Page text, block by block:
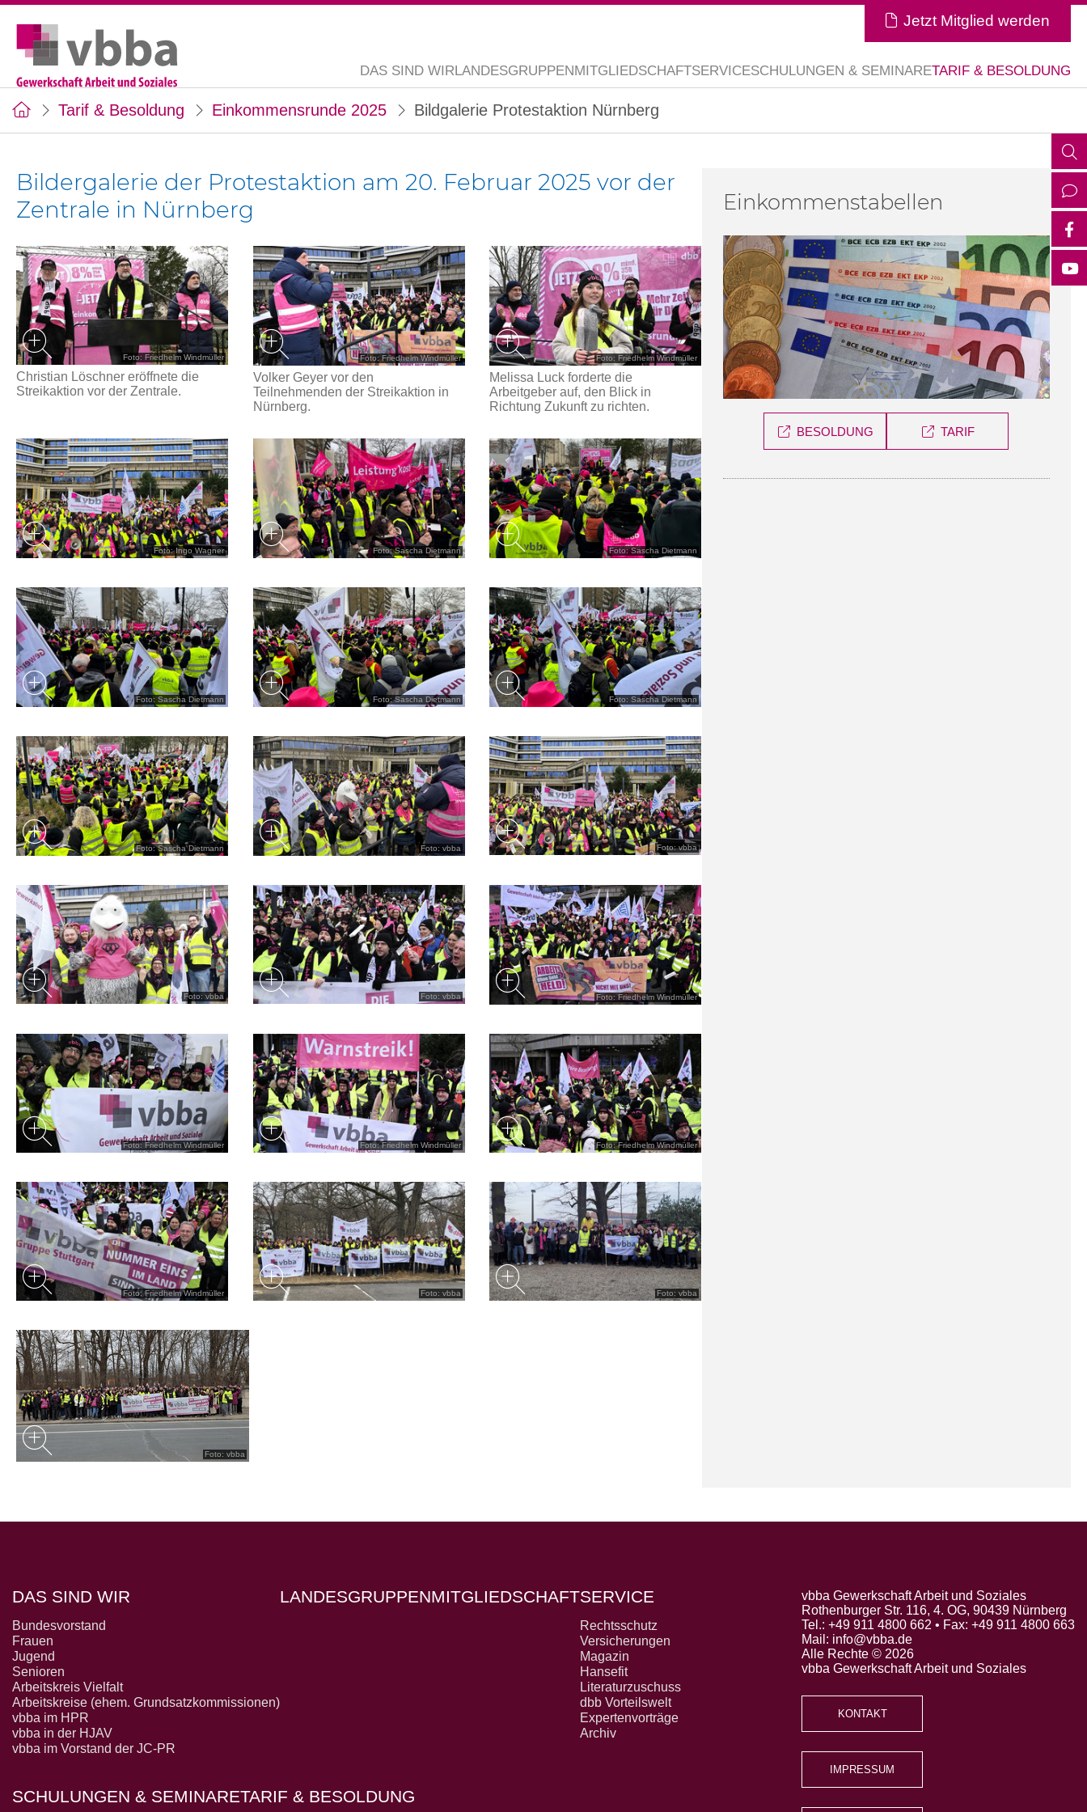
Jetzt Mitglied werden
DAS SIND WIRLANDESGRUPPENMITGLIEDSCHAFTSERVICESCHULUNGEN & SEMINARETARIF & BESOLDUNG
Tarif & Besoldung Einkommensrunde 2025 Bildgalerie Protestaktion Nürnberg
Bildergalerie der Protestaktion am 20. Februar 2025 vor der
Zentrale in Nürnberg
Foto: Friedhelm Windmüller
Christian Löschner eröffnete die
Streikaktion vor der Zentrale.
Foto: Friedhelm Windmüller
Volker Geyer vor den
Teilnehmenden der Streikaktion in
Nürnberg.
Foto: Friedhelm Windmüller
Melissa Luck forderte die
Arbeitgeber auf, den Blick in
Richtung Zukunft zu richten.
Foto: Ingo Wagner Foto: Sascha Dietmann Foto: Sascha Dietmann
Foto: Sascha Dietmann Foto: Sascha Dietmann Foto: Sascha Dietmann
Foto: Sascha Dietmann Foto: vbba Foto: vbba
Foto: vbba Foto: vbba Foto: Friedhelm Windmüller
Foto: Friedhelm Windmüller Foto: Friedhelm Windmüller Foto: Friedhelm Windmüller
Foto: Friedhelm Windmüller Foto: vbba Foto: vbba
Foto: vbba
Einkommenstabellen
BESOLDUNG TARIF
DAS SIND WIR
Bundesvorstand
Frauen
Jugend
Senioren
Arbeitskreis Vielfalt
Arbeitskreise (ehem. Grundsatzkommissionen)
vbba im HPR
vbba in der HJAV
vbba im Vorstand der JC-PR
LANDESGRUPPENMITGLIEDSCHAFTSERVICE
Rechtsschutz
Versicherungen
Magazin
Hansefit
Literaturzuschuss
dbb Vorteilswelt
Expertenvorträge
Archiv
SCHULUNGEN & SEMINARETARIF & BESOLDUNG
vbba Gewerkschaft Arbeit und Soziales
Rothenburger Str. 116, 4. OG, 90439 Nürnberg
Tel.: +49 911 4800 662 • Fax: +49 911 4800 663
Mail: info@vbba.de
Alle Rechte © 2026
vbba Gewerkschaft Arbeit und Soziales
KONTAKT
IMPRESSUM